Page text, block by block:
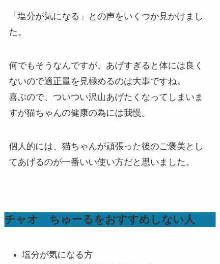
「塩分が気になる」との声をいくつか見かけまし
た。
何でもそうなんですが、あげすぎると体には良く
ないので適正量を見極めるのは大事ですね。
喜ぶので、ついつい沢山あげたくなってしまいま
すが猫ちゃんの健康の為には我慢。
個人的には、猫ちゃんが頑張った後のご褒美とし
てあげるのが一番いい使い方だと思いました。
チャオ ちゅーるをおすすめしない人
塩分が気になる方